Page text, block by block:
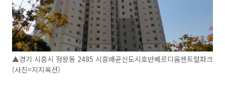
▲경기 시흥시 정왕동 2485 시흥배곧신도시호반베르디움센트럴파크
(사진=지지옥션)